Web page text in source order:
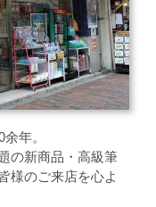
年。
の新商品・高級筆
様のご来店を心よ